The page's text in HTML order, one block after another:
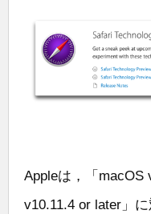
Appleは，「macOS
v10.11.4 or later」